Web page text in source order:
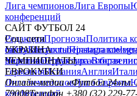
Лига чемпионовЛига Европы
конференций
САЙТ ФУТБОЛ 24
РедакцияПрогнозыПолитика
сайтуКонтактыПравила
политикаСтруктура
Соц. сети
facebookxyoutubeinstagram
УКРАИНА
УкраинаПервая лигаВторая
ЧЕМПИОНАТЫ
ГерманияИспанияАнглия
ЕВРОКУБКИ
Лига чемпионовЛига Европы
конференций
Онлайн-медиа «Футбол 24»пл.
79008Телефон +380 (32) 229-